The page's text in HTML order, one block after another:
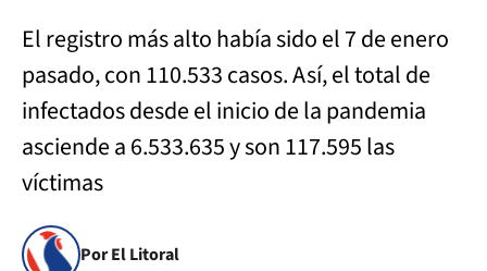
El registro más alto había sido el 7 de enero
pasado, con 110.533 casos. Así, el total de
infectados desde el inicio de la pandemia
asciende a 6.533.635 y son 117.595 las
víctimas
Por El Litoral